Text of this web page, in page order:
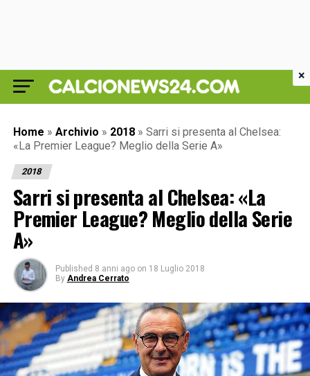
Home » Archivio » 2018 » Sarri si presenta al Chelsea:
«La Premier League? Meglio della Serie A»
2018
Sarri si presenta al Chelsea: «La
Premier League? Meglio della Serie
A»
Published 8 anni ago on 18 Luglio 2018
By Andrea Cerrato
×